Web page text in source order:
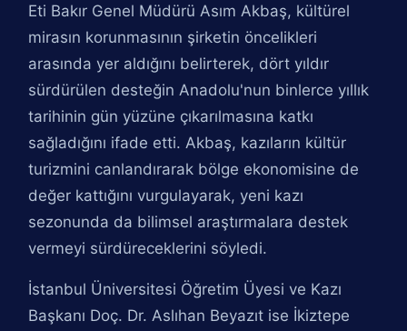
Eti Bakır Genel Müdürü Asım Akbaş, kültürel
mirasın korunmasının şirketin öncelikleri
arasında yer aldığını belirterek, dört yıldır
sürdürülen desteğin Anadolu'nun binlerce yıllık
tarihinin gün yüzüne çıkarılmasına katkı
sağladığını ifade etti. Akbaş, kazıların kültür
turizmini canlandırarak bölge ekonomisine de
değer kattığını vurgulayarak, yeni kazı
sezonunda da bilimsel araştırmalara destek
vermeyi sürdüreceklerini söyledi.
İstanbul Üniversitesi Öğretim Üyesi ve Kazı
Başkanı Doç. Dr. Aslıhan Beyazıt ise İkiztepe